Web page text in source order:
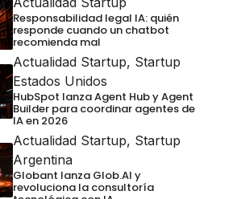
Responsabilidad legal IA: quién
responde cuando un chatbot
recomienda mal
Actualidad Startup, Startup
Estados Unidos
HubSpot lanza Agent Hub y Agent
Builder para coordinar agentes de
IA en 2026
Actualidad Startup, Startup
Argentina
Globant lanza Glob.AI y
revoluciona la consultoría